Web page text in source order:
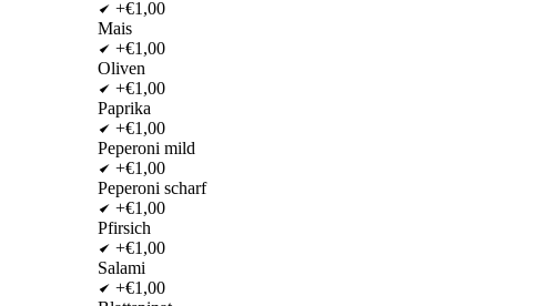
+€1,00
Mais
+€1,00
Oliven
+€1,00
Paprika
+€1,00
Peperoni mild
+€1,00
Peperoni scharf
+€1,00
Pfirsich
+€1,00
Salami
+€1,00